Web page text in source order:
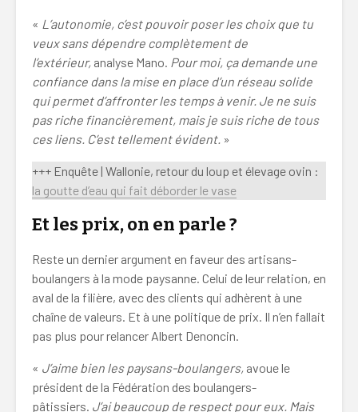
« L’autonomie, c’est pouvoir poser les choix que tu
veux sans dépendre complètement de
l’extérieur, analyse Mano. Pour moi, ça demande une
confiance dans la mise en place d’un réseau solide
qui permet d’affronter les temps à venir. Je ne suis
pas riche financièrement, mais je suis riche de tous
ces liens. C’est tellement évident. »
+++ Enquête | Wallonie, retour du loup et élevage ovin :
la goutte d’eau qui fait déborder le vase
Et les prix, on en parle ?
Reste un dernier argument en faveur des artisans-
boulangers à la mode paysanne. Celui de leur relation, en
aval de la filière, avec des clients qui adhèrent à une
chaîne de valeurs. Et à une politique de prix. Il n’en fallait
pas plus pour relancer Albert Denoncin.
« J’aime bien les paysans-boulangers, avoue le
président de la Fédération des boulangers-
pâtissiers. J’ai beaucoup de respect pour eux. Mais